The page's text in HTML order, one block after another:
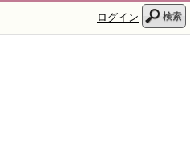
ログイン 検索